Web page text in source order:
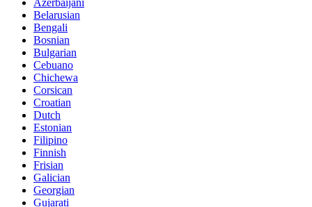
Azerbaijani
Belarusian
Bengali
Bosnian
Bulgarian
Cebuano
Chichewa
Corsican
Croatian
Dutch
Estonian
Filipino
Finnish
Frisian
Galician
Georgian
Gujarati